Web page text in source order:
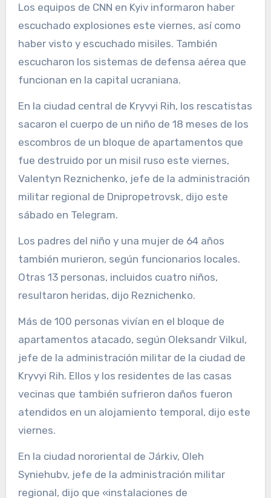
Los equipos de CNN en Kyiv informaron haber
escuchado explosiones este viernes, así como
haber visto y escuchado misiles. También
escucharon los sistemas de defensa aérea que
funcionan en la capital ucraniana.
En la ciudad central de Kryvyi Rih, los rescatistas
sacaron el cuerpo de un niño de 18 meses de los
escombros de un bloque de apartamentos que
fue destruido por un misil ruso este viernes,
Valentyn Reznichenko, jefe de la administración
militar regional de Dnipropetrovsk, dijo este
sábado en Telegram.
Los padres del niño y una mujer de 64 años
también murieron, según funcionarios locales.
Otras 13 personas, incluidos cuatro niños,
resultaron heridas, dijo Reznichenko.
Más de 100 personas vivían en el bloque de
apartamentos atacado, según Oleksandr Vilkul,
jefe de la administración militar de la ciudad de
Kryvyi Rih. Ellos y los residentes de las casas
vecinas que también sufrieron daños fueron
atendidos en un alojamiento temporal, dijo este
viernes.
En la ciudad nororiental de Járkiv, Oleh
Syniehubv, jefe de la administración militar
regional, dijo que «instalaciones de